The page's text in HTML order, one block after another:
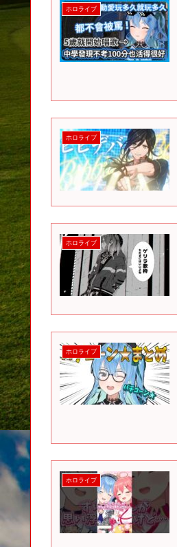
ホロライブ
ホロライブ
ホロライブ
ホロライブ
ホロライブ